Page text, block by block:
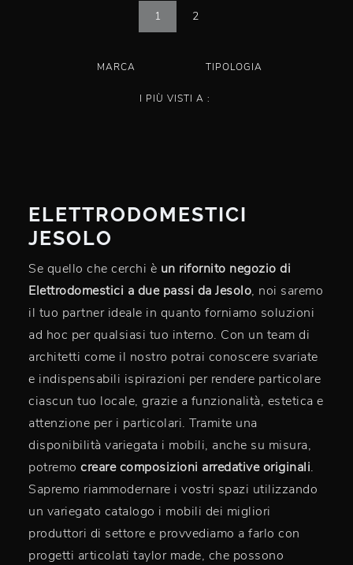
1 2
MARCA TIPOLOGIA
I PIÙ VISTI A :
ELETTRODOMESTICI
JESOLO
Se quello che cerchi è un rifornito negozio di
Elettrodomestici a due passi da Jesolo, noi saremo
il tuo partner ideale in quanto forniamo soluzioni
ad hoc per qualsiasi tuo interno. Con un team di
architetti come il nostro potrai conoscere svariate
e indispensabili ispirazioni per rendere particolare
ciascun tuo locale, grazie a funzionalità, estetica e
attenzione per i particolari. Tramite una
disponibilità variegata i mobili, anche su misura,
potremo creare composizioni arredative originali.
Sapremo riammodernare i vostri spazi utilizzando
un variegato catalogo i mobili dei migliori
produttori di settore e provvediamo a farlo con
progetti articolati taylor made, che possono